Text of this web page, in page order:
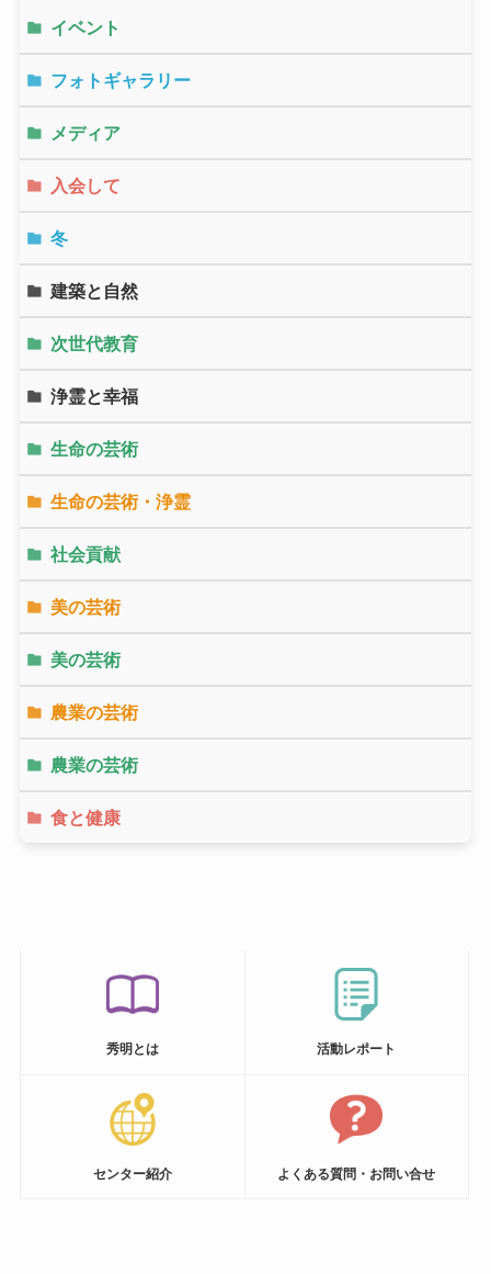
イベント
フォトギャラリー
メディア
入会して
冬
建築と自然
次世代教育
浄霊と幸福
生命の芸術
生命の芸術・浄霊
社会貢献
美の芸術
美の芸術
農業の芸術
農業の芸術
食と健康
秀明とは 活動レポート
センター紹介 よくある質問・お問い合せ